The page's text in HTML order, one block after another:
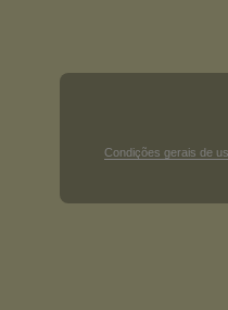
Condições gerais de